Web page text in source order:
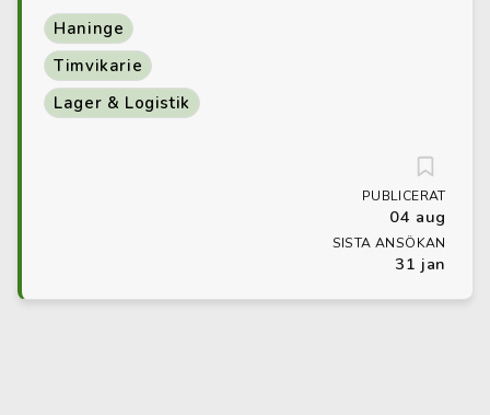
Haninge
Timvikarie
Lager & Logistik
PUBLICERAT
04 aug
SISTA ANSÖKAN
31 jan